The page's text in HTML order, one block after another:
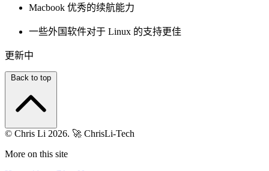
Macbook 优秀的续航能力
一些外国软件对于 Linux 的支持更佳
更新中
Back to top
© Chris Li 2026. 🚀 ChrisLi-Tech
More on this site